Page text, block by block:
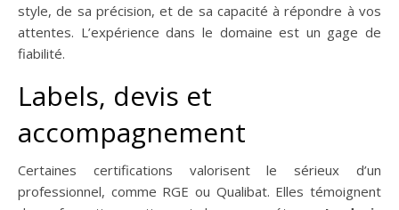
style, de sa précision, et de sa capacité à répondre à vos
attentes. L’expérience dans le domaine est un gage de
fiabilité.
Labels, devis et
accompagnement
Certaines certifications valorisent le sérieux d’un
professionnel, comme RGE ou Qualibat. Elles témoignent